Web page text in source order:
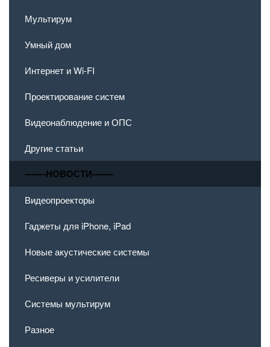
Мультирум
Умный дом
Интернет и Wi-FI
Проектирование систем
Видеонаблюдение и ОПС
Другие статьи
-------НОВОСТИ-------
Видеопроекторы
Гаджеты для iPhone, iPad
Новые акустические системы
Ресиверы и усилители
Системы мультирум
Разное